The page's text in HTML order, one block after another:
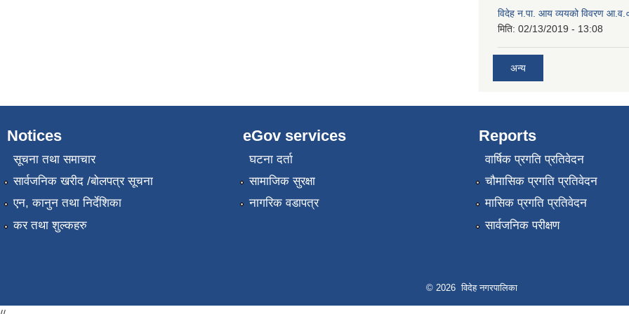
विदेह न.पा. आय व्ययको विवरण
मिति: 02/13/2019 - 13:08
अन्य
Notices
सूचना तथा समाचार
सार्वजनिक खरीद /बोलपत्र सूचना
एन, कानुन तथा निर्देशिका
कर तथा शुल्कहरु
eGov services
घटना दर्ता
सामाजिक सुरक्षा
नागरिक वडापत्र
Reports
वार्षिक प्रगति प्रतिवेदन
चौमासिक प्रगति प्रतिवेदन
मासिक प्रगति प्रतिवेदन
सार्वजनिक परीक्षण
© 2026 विदेह नगरपालिका